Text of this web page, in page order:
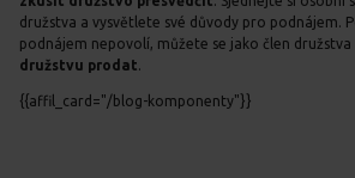
družstva a vysvětlete své důvody pro podnájem.
podnájem nepovolí, můžete se jako člen
družstvu prodat.
{{affil_card="/blog-komponenty"}}